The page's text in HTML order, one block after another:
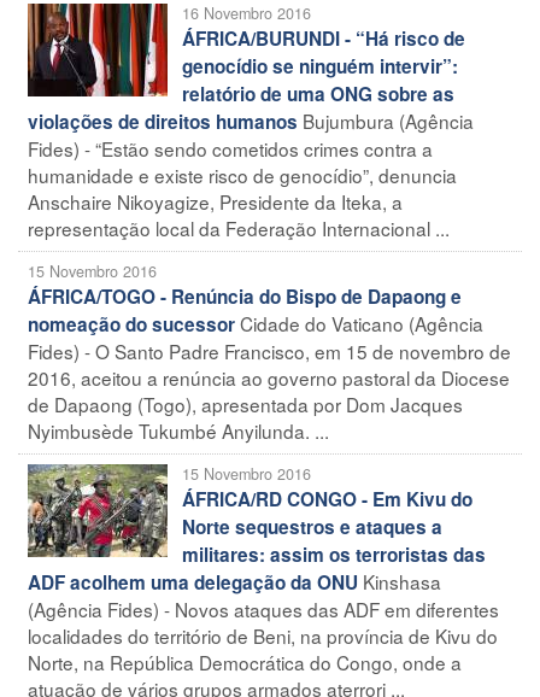
16 Novembro 2016
ÁFRICA/BURUNDI - “Há risco de
genocídio se ninguém intervir”:
relatório de uma ONG sobre as
violações de direitos humanos Bujumbura (Agência
Fides) - “Estão sendo cometidos crimes contra a
humanidade e existe risco de genocídio”, denuncia
Anschaire Nikoyagize, Presidente da Iteka, a
representação local da Federação Internacional ...
15 Novembro 2016
ÁFRICA/TOGO - Renúncia do Bispo de Dapaong e
nomeação do sucessorCidade do Vaticano (Agência
Fides) - O Santo Padre Francisco, em 15 de novembro de
2016, aceitou a renúncia ao governo pastoral da Diocese
de Dapaong (Togo), apresentada por Dom Jacques
Nyimbusède Tukumbé Anyilunda. ...
15 Novembro 2016
ÁFRICA/RD CONGO - Em Kivu do
Norte sequestros e ataques a
militares: assim os terroristas das
ADF acolhem uma delegação da ONU Kinshasa
(Agência Fides) - Novos ataques das ADF em diferentes
localidades do território de Beni, na província de Kivu do
Norte, na República Democrática do Congo, onde a
atuação de vários grupos armados aterrori ...